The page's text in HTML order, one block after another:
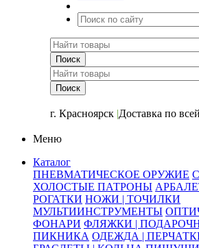
г. Красноярск |Доставка по
Меню
Каталог
ПНЕВМАТИЧЕСКОЕ ОРУЖИЕ
ХОЛОСТЫЕ ПАТРОНЫ
РОГАТКИ НОЖИ | ТОЧИЛКИ
МУЛЬТИИНСТРУМЕНТЫ
ФОНАРИ ФЛЯЖКИ |
ПИКНИКА ОДЕЖДА |